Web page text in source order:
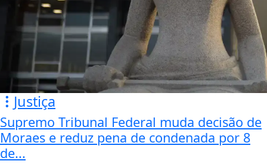
Justiça
Supremo Tribunal Federal muda decisão de
Moraes e reduz pena de condenada por 8
de...